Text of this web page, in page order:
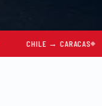
→ CARACAS